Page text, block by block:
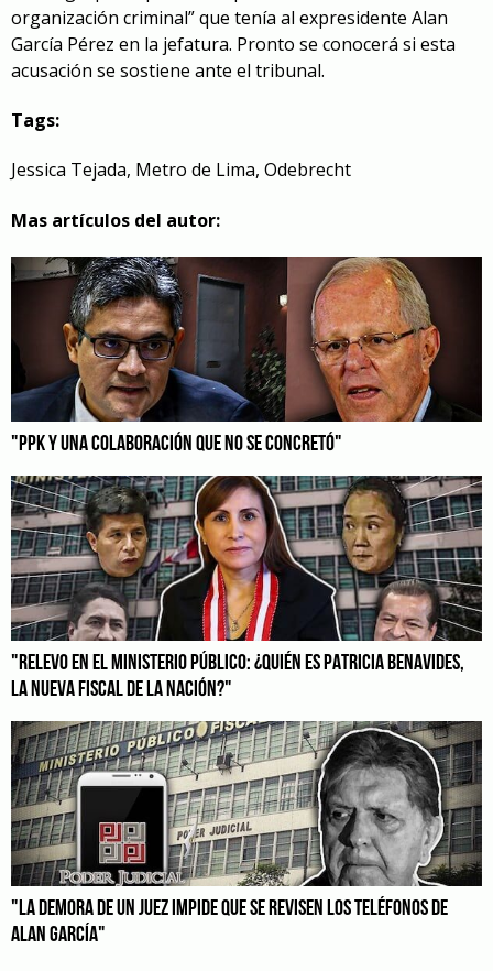
organización criminal” que tenía al expresidente Alan
García Pérez en la jefatura. Pronto se conocerá si esta
acusación se sostiene ante el tribunal.
Tags:
Jessica Tejada, Metro de Lima, Odebrecht
Mas artículos del autor:
"PPK Y UNA COLABORACIÓN QUE NO SE CONCRETÓ"
"RELEVO EN EL MINISTERIO PÚBLICO: ¿QUIÉN ES PATRICIA BENAVIDES,
LA NUEVA FISCAL DE LA NACIÓN?"
"LA DEMORA DE UN JUEZ IMPIDE QUE SE REVISEN LOS TELÉFONOS DE
ALAN GARCÍA"